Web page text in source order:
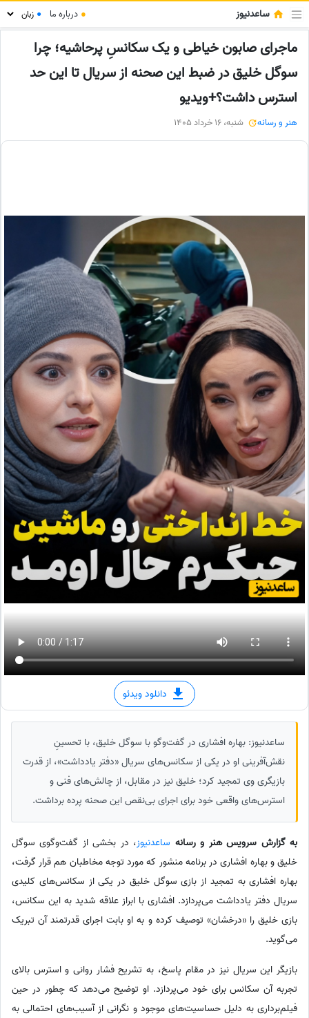
ساعدنیوز ● درباره ما ●
ماجرای صابون خیاطی و یک سکانسِ پرحاشیه؛ چرا
سوگل خلیق در ضبط این صحنه از سریال تا این حد
استرس داشت؟+ویدیو
هنر و رسانه شنبه، 16 خرداد 1405
دانلود ویدئو
ساعدنیوز: بهاره افشاری در گفت‌وگو با سوگل خلیق، با تحسینِ
نقش‌آفرینی او در یکی از سکانس‌های سریال «دفتر یادداشت»، از قدرت
بازیگری وی تمجید کرد؛ خلیق نیز در مقابل، از چالش‌های فنی و
استرس‌های واقعی خود برای اجرای بی‌نقص این صحنه پرده برداشت.
به گزارش سرویس هنر و رسانه ساعدنیوز، در بخشی از گفت‌وگوی سوگل
خلیق و بهاره افشاری در برنامه منشور که مورد توجه مخاطبان هم قرار گرفت،
بهاره افشاری به تمجید از بازی سوگل خلیق در یکی از سکانس‌های کلیدی
سریال دفتر یادداشت می‌پردازد. افشاری با ابراز علاقه شدید به این سکانس،
بازی خلیق را «درخشان» توصیف کرده و به او بابت اجرای قدرتمند آن تبریک
می‌گوید.
بازیگر این سریال نیز در مقام پاسخ، به تشریح فشار روانی و استرس بالای
تجربه آن سکانس برای خود می‌پردازد. او توضیح می‌دهد که چطور در حین
فیلم‌برداری به دلیل حساسیت‌های موجود و نگرانی از آسیب‌های احتمالی به